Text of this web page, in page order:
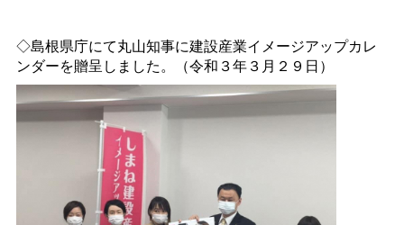
◇島根県庁にて丸山知事に建設産業イメージアップカレ
ンダーを贈呈しました。（令和３年３月２９日）